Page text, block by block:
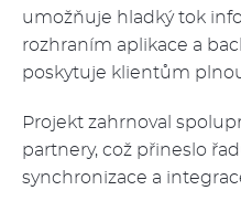
umožňuje hladký tok
rozhraním aplikace a
poskytuje klientům
Projekt zahrnoval
partnery, což přineslo
synchronizace a